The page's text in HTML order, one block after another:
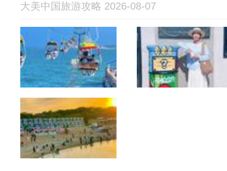
大美中国旅游攻略 2026-08-07